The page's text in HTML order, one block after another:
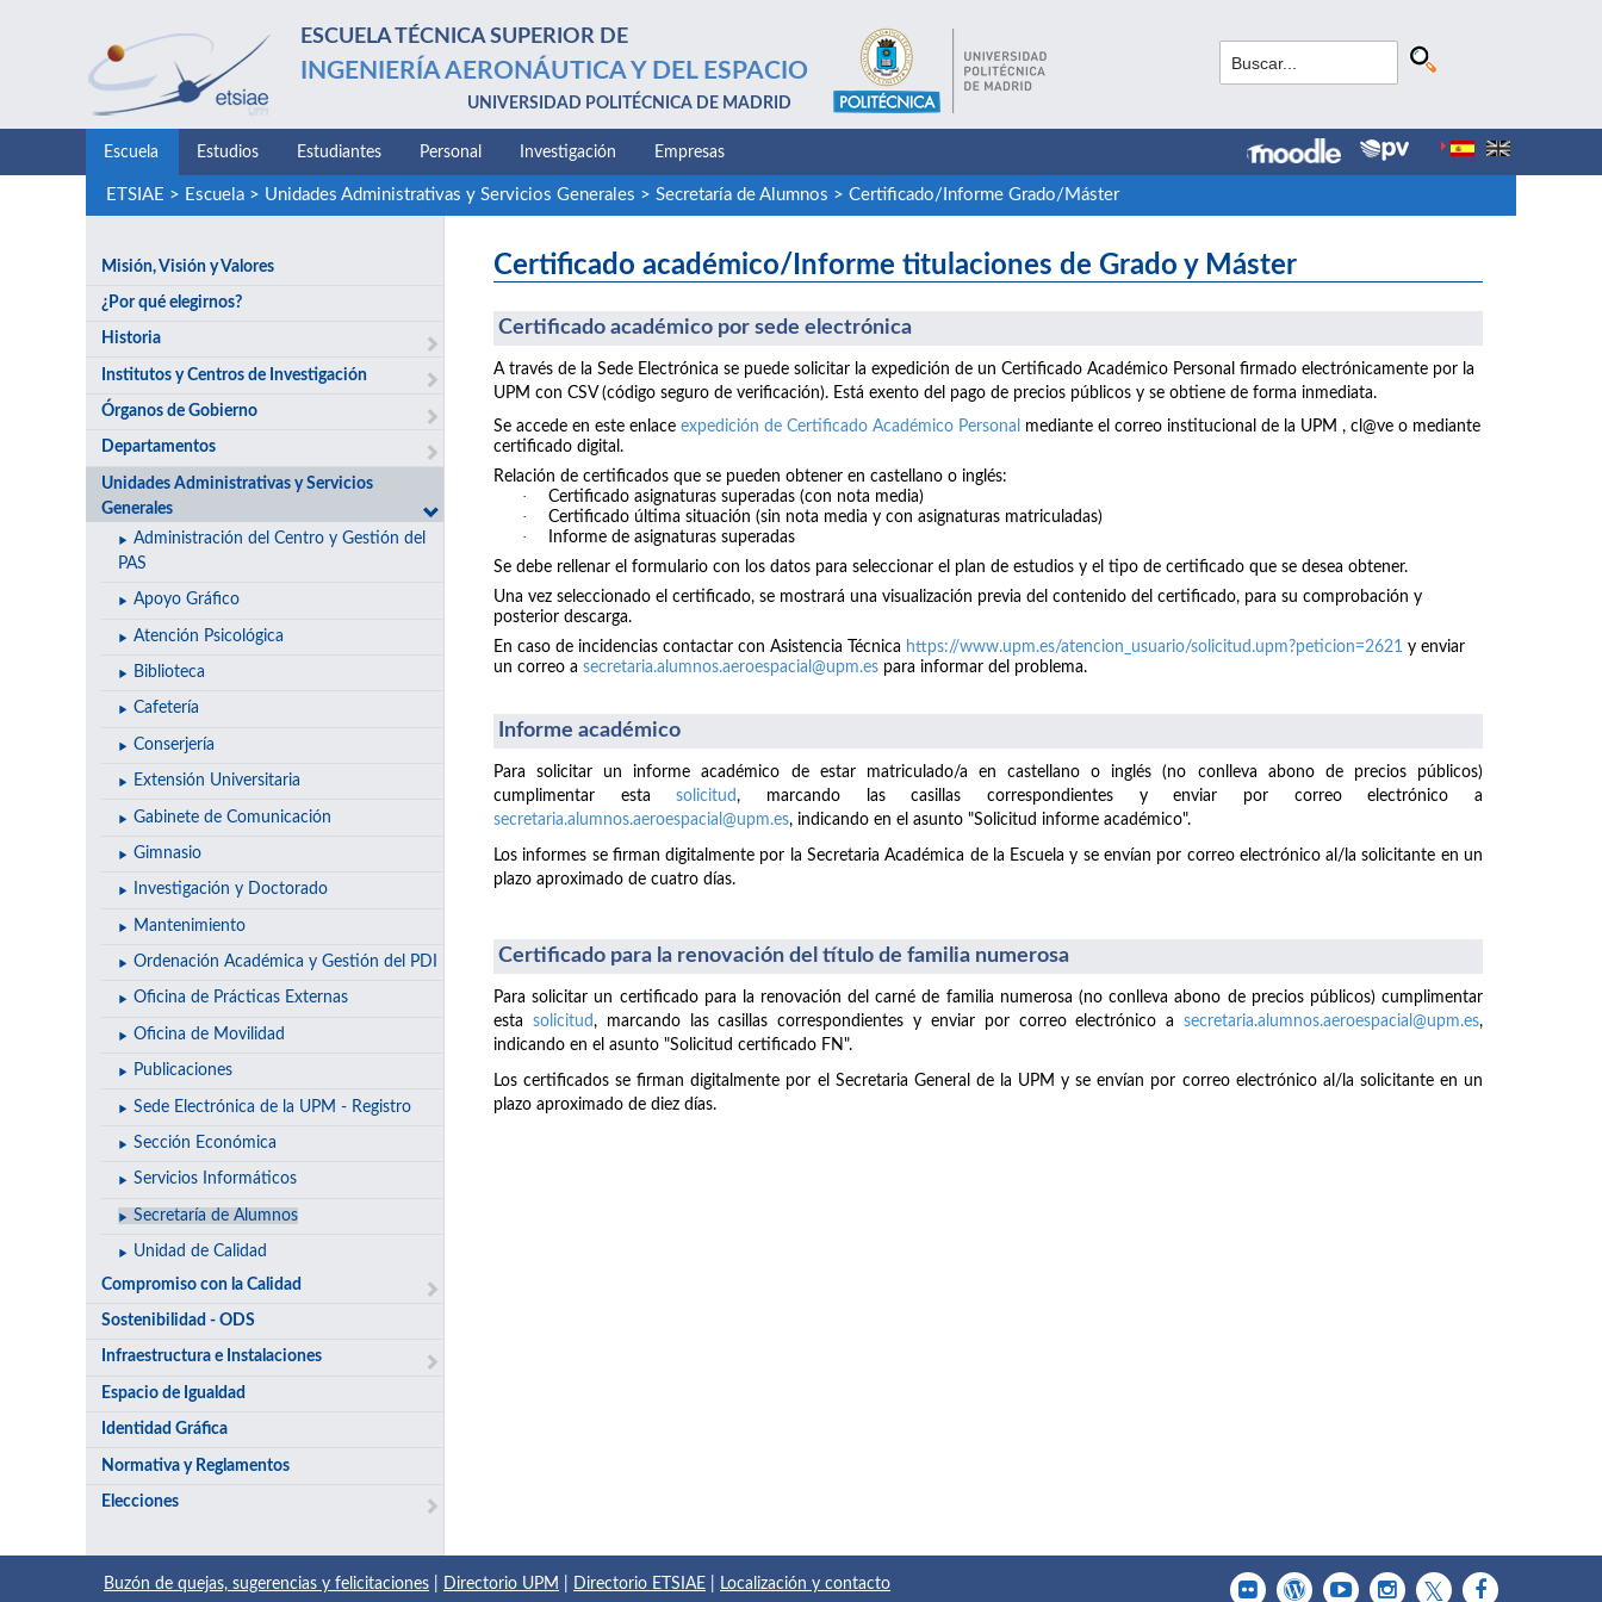
ESCUELA TÉCNICA SUPERIOR DE
INGENIERÍA AERONÁUTICA Y DEL ESPACIO
UNIVERSIDAD POLITÉCNICA DE MADRID
Escuela Estudios Estudiantes Personal Investigación Empresas
ETSIAE > Escuela> Unidades Administrativas y Servicios Generales > Secretaría de Alumnos > Certificado/Informe Grado/Máster
Misión, Visión y Valores
¿Por qué elegirnos?
Historia
Institutos y Centros de Investigación
Órganos de Gobierno
Departamentos
Unidades Administrativas y Servicios
Generales
Administración del Centro y Gestión del
PAS
Apoyo Gráfico
Atención Psicológica
Biblioteca
Cafetería
Conserjería
Extensión Universitaria
Gabinete de Comunicación
Gimnasio
Investigación y Doctorado
Mantenimiento
Ordenación Académica y Gestión del PDI
Oficina de Prácticas Externas
Oficina de Movilidad
Publicaciones
Sede Electrónica de la UPM - Registro
Sección Económica
Servicios Informáticos
Secretaría de Alumnos
Unidad de Calidad
Compromiso con la Calidad
Sostenibilidad - ODS
Infraestructura e Instalaciones
Espacio de Igualdad
Identidad Gráfica
Normativa y Reglamentos
Elecciones
Certificado académico/Informe titulaciones de Grado y Máster
Certificado académico por sede electrónica
A través de la Sede Electrónica se puede solicitar la expedición de un Certificado Académico Personal firmado electrónicamente por la
UPM con CSV (código seguro de verificación). Está exento del pago de precios públicos y se obtiene de forma inmediata.
Se accede en este enlace expedición de Certificado Académico Personal
mediante el correo institucional de la UPM , cl@ve o mediante
certificado digital.
Relación de certificados que se pueden obtener en castellano o inglés:
· Certificado asignaturas superadas (con nota media)
· Certificado última situación (sin nota media y con asignaturas matriculadas)
·
Informe de asignaturas superadas
Se debe rellenar el formulario con los datos para seleccionar el plan de estudios y el tipo de certificado que se desea obtener.
Una vez seleccionado el certificado, se mostrará una visualización previa del contenido del certificado, para su comprobación y
posterior descarga.
En caso de incidencias contactar con Asistencia Técnica https://www.upm.es/atencion_usuario/solicitud.upm?peticion=2621 y enviar
un correo a secretaria.alumnos.aeroespacial@upm.es para informar del problema.
Informe académico
Para solicitar un informe académico de estar matriculado/a en castellano o inglés (no conlleva abono de precios públicos)
cumplimentar estasolicitud , marcando las casillas correspondientes y enviar por correo electrónico a
secretaria.alumnos.aeroespacial@upm.es, indicando en el asunto "Solicitud informe académico".
Los informes se firman digitalmente por la Secretaria Académica de la Escuela y se envían por correo electrónico al/la solicitante en un
plazo aproximado de cuatro días.
Certificado para la renovación del título de familia numerosa
Para solicitar un certificado para la renovación del carné de familia numerosa (no conlleva abono de precios públicos) cumplimentar
esta solicitud , marcando las casillas correspondientes y enviar por correo electrónico asecretaria.alumnos.aeroespacial@upm.es,
indicando en el asunto "Solicitud certificado FN".
Los certificados se firman digitalmente por el Secretaria General de la UPM y se envían por correo electrónico al/la solicitante en un
plazo aproximado de diez días.
Buzón de quejas, sugerencias y felicitaciones Directorio UPM Directorio ETSIAE Localización y contacto